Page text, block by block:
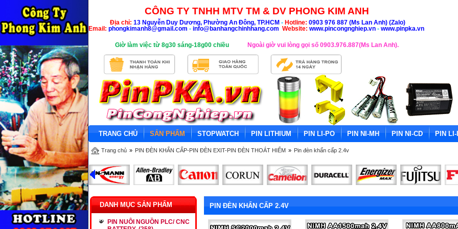
CÔNG TY TNHH MTV TM & DV PHONG KIM ANH
Địa chỉ: 13 Nguyễn Duy Dương, Phường An Đông, TP.HCM - Hotline: 0903 976 887 (Ms Lan Anh) (Zalo)
Email: phongkimanh8@gmail.com -info@banhangchinhhang.com Website: www.pincongnghiep.vn- www.pinpka.vn
Giờ làm việc từ 8g30 sáng-18g00 chiều Ngoài giờ vui lòng gọi số 0903.976.887(Ms Lan Anh).
TRANG CHỦ SẢN PHẨM STOPWATCH PIN LITHIUM PIN LI-PO PIN NI-MH PIN NI-CD PIN LI-
Trang chủ » PIN ĐÈN KHẨN CẤP-PIN ĐÈN EXIT-PIN ĐÈN THOÁT HIỂM » Pin đèn khẩn cấp 2.4v
DANH MỤC SẢN PHẨM
PIN NUÔI NGUỒN PLC/ CNC
PIN ĐÈN KHẨN CẤP 2.4V